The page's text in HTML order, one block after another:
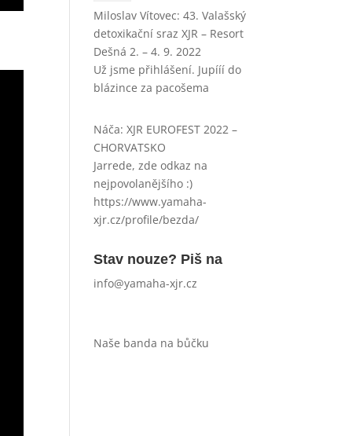
Miloslav Vítovec:43. Valašský
detoxikační sraz XJR – Resort
Dešná 2. – 4. 9. 2022
Už jsme přihlášení. Jupííí do
blázince za pacošema
Náča:XJR EUROFEST 2022 –
CHORVATSKO
Jarrede, zde odkaz na
nejpovolanějšího :)
https://www.yamaha-
xjr.cz/profile/bezda/
Stav nouze? Piš na
info@yamaha-xjr.cz
Naše banda na bůčku